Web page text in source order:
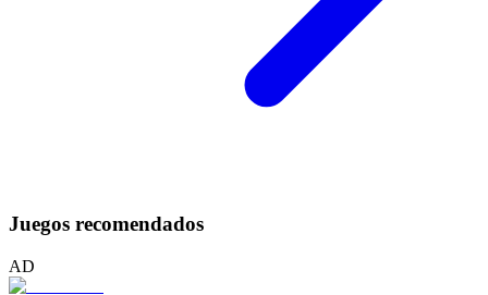
Juegos recomendados
AD